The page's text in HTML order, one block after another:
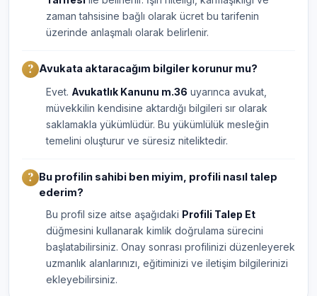
zaman tahsisine bağlı olarak ücret bu tarifenin
üzerinde anlaşmalı olarak belirlenir.
Avukata aktaracağım bilgiler korunur mu?
Evet. Avukatlık Kanunu m.36 uyarınca avukat,
müvekkilin kendisine aktardığı bilgileri sır olarak
saklamakla yükümlüdür. Bu yükümlülük mesleğin
temelini oluşturur ve süresiz niteliktedir.
Bu profilin sahibi ben miyim, profili nasıl talep
ederim?
Bu profil size aitse aşağıdaki Profili Talep Et
düğmesini kullanarak kimlik doğrulama sürecini
başlatabilirsiniz. Onay sonrası profilinizi düzenleyerek
uzmanlık alanlarınızı, eğitiminizi ve iletişim bilgilerinizi
ekleyebilirsiniz.